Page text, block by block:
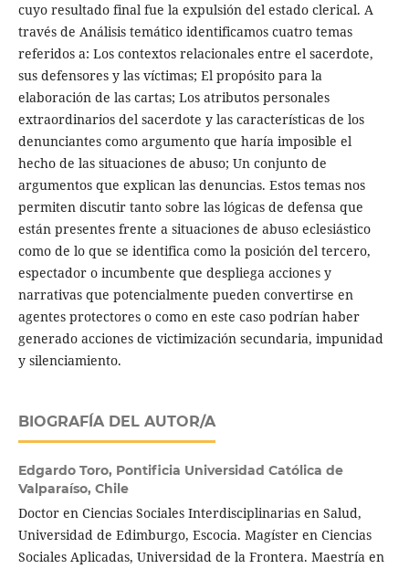
cuyo resultado final fue la expulsión del estado clerical. A
través de Análisis temático identificamos cuatro temas
referidos a: Los contextos relacionales entre el sacerdote,
sus defensores y las víctimas; El propósito para la
elaboración de las cartas; Los atributos personales
extraordinarios del sacerdote y las características de los
denunciantes como argumento que haría imposible el
hecho de las situaciones de abuso; Un conjunto de
argumentos que explican las denuncias. Estos temas nos
permiten discutir tanto sobre las lógicas de defensa que
están presentes frente a situaciones de abuso eclesiástico
como de lo que se identifica como la posición del tercero,
espectador o incumbente que despliega acciones y
narrativas que potencialmente pueden convertirse en
agentes protectores o como en este caso podrían haber
generado acciones de victimización secundaria, impunidad
y silenciamiento.
BIOGRAFÍA DEL AUTOR/A
Edgardo Toro, Pontificia Universidad Católica de
Valparaíso, Chile
Doctor en Ciencias Sociales Interdisciplinarias en Salud,
Universidad de Edimburgo, Escocia. Magíster en Ciencias
Sociales Aplicadas, Universidad de la Frontera. Maestría en